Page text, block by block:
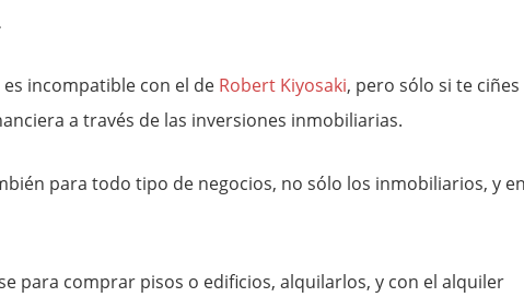
es incompatible con el de Robert Kiyosaki, pero sólo si te ciñes
a través de las inversiones inmobiliarias.
para todo tipo de negocios, no sólo los inmobiliarios, y
para comprar pisos o edificios, alquilarlos, y con el alquiler